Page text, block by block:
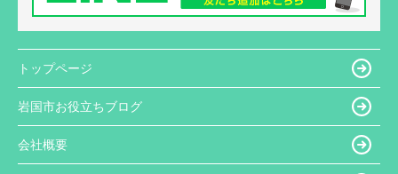
トップページ
岩国市お役立ちブログ
会社概要